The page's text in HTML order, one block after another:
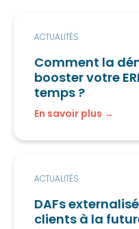
ACTUALITÉS
Comment la
booster votre
temps ?
En savoir plus
ACTUALITÉS
DAFs
clients à la